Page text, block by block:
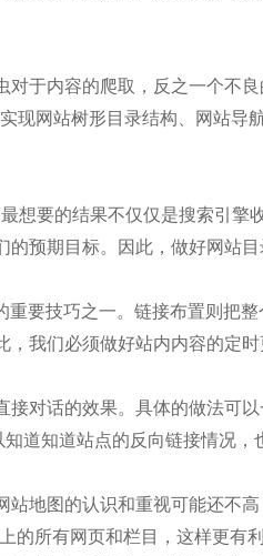
于内容的爬取，反之一个不
现网站树形目录结构、网站
要的结果不仅仅是搜索引擎
预期目标。因此，做好网站
要技巧之一。链接布置则把
我们必须做好站内内容的定
对话的效果。具体的做法可
道知道站点的反向链接情况，
地图的认识和重视可能还不
的所有网页和栏目，这样更有